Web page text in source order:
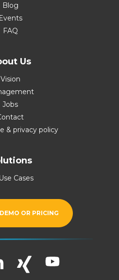
Blog
Events
FAQ
Us
Vision
Jobs
& privacy policy
Cases
OR PRICING